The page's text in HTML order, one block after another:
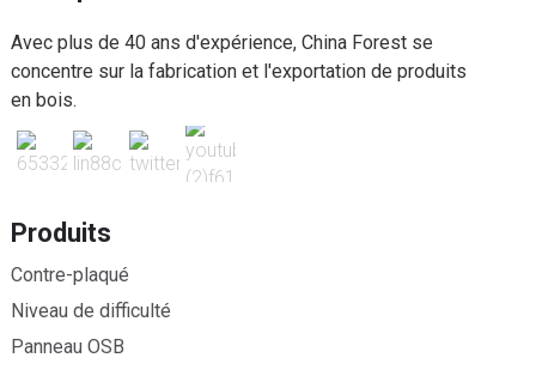
Avec plus de 40 ans d'expérience, China Forest se
concentre sur la fabrication et l'exportation de produits
en bois.
Produits
Contre-plaqué
Niveau de difficulté
Panneau OSB